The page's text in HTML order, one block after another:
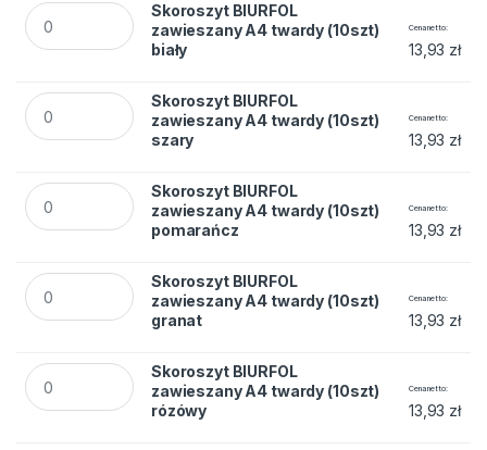
Skoroszyt BIURFOL zawieszany A4 twardy (10szt) biały
Skoroszyt BIURFOL
zawieszany A4 twardy (10szt)
biały
Cena netto
13,93 zł
Skoroszyt BIURFOL zawieszany A4 twardy (10szt) szary
Skoroszyt BIURFOL
zawieszany A4 twardy (10szt)
szary
Cena netto
13,93 zł
Skoroszyt BIURFOL zawieszany A4 twardy (10szt)
Skoroszyt BIURFOL
zawieszany A4 twardy (10szt)
pomarańcz
Cena netto
13,93 zł
Skoroszyt BIURFOL zawieszany A4 twardy (10szt) granat
Skoroszyt BIURFOL
zawieszany A4 twardy (10szt)
granat
Cena netto
13,93 zł
Skoroszyt BIURFOL zawieszany A4 twardy (10szt) rózówy
Skoroszyt BIURFOL
zawieszany A4 twardy (10szt)
rózówy
Cena netto
13,93 zł